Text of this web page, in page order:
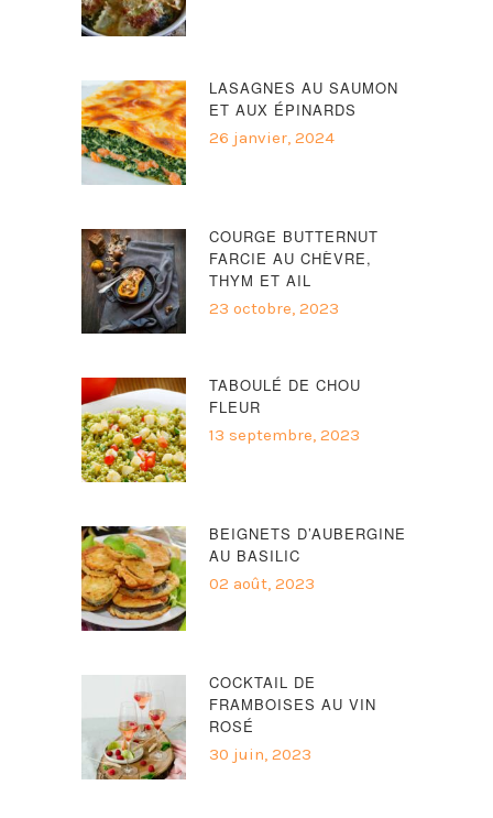
LASAGNES AU SAUMON
ET AUX ÉPINARDS
26 janvier, 2024
COURGE BUTTERNUT
FARCIE AU CHÈVRE,
THYM ET AIL
23 octobre, 2023
TABOULÉ DE CHOU
FLEUR
13 septembre, 2023
BEIGNETS D’AUBERGINE
AU BASILIC
02 août, 2023
COCKTAIL DE
FRAMBOISES AU VIN
ROSÉ
30 juin, 2023